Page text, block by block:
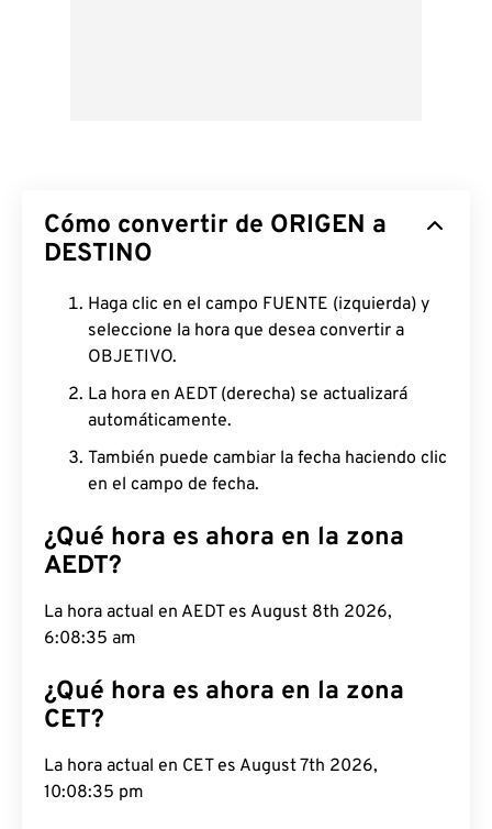
Cómo convertir de ORIGEN a
DESTINO
Haga clic en el campo FUENTE (izquierda) y
seleccione la hora que desea convertir a
OBJETIVO.
La hora en AEDT (derecha) se actualizará
automáticamente.
También puede cambiar la fecha haciendo clic
en el campo de fecha.
¿Qué hora es ahora en la zona
AEDT?
La hora actual en AEDT es August 8th 2026,
6:08:36 am
¿Qué hora es ahora en la zona
CET?
La hora actual en CET es August 7th 2026,
10:08:36 pm